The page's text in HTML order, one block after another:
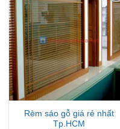
Add to
Rèm sáo gỗ giá rẻ nhất
Tp.HCM